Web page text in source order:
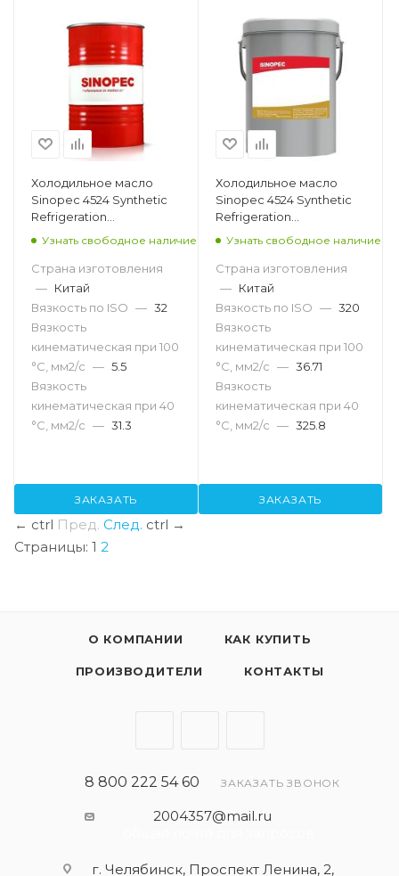
Холодильное масло
Sinopec 4524 Synthetic
Refrigeration
Compressor Oil 32, 200л
Узнать свободное наличие
Страна изготовления
— Китай
Вязкость по ISO — 32
Вязкость
кинематическая при 100
°С, мм2/с — 5.5
Вязкость
кинематическая при 40
°С, мм2/с — 31.3
ЗАКАЗАТЬ
Холодильное масло
Sinopec 4524 Synthetic
Refrigeration
Compressor Oil 320, 18л
Узнать свободное наличие
Страна изготовления
— Китай
Вязкость по ISO — 320
Вязкость
кинематическая при 100
°С, мм2/с — 36.71
Вязкость
кинематическая при 40
°С, мм2/с — 325.8
ЗАКАЗАТЬ
← ctrl Пред. След. ctrl →
Страницы: 1 2
О КОМПАНИИ КАК КУПИТЬ
ПРОИЗВОДИТЕЛИ КОНТАКТЫ
8 800 222 54 60 ЗАКАЗАТЬ ЗВОНОК
2004357@mail.ru
г. Челябинск, Проспект Ленина, 2,